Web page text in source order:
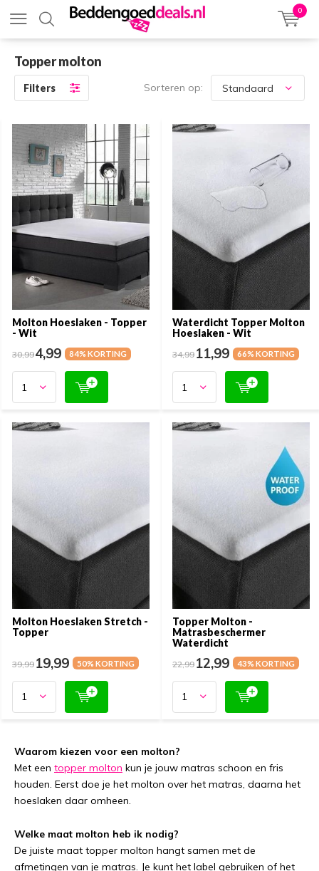
0
Topper molton
Filters Sorteren op:
Molton Hoeslaken - Topper
- Wit
30,994,99 84% KORTING
Waterdicht Topper Molton
Hoeslaken - Wit
34,9911,99 66% KORTING
Molton Hoeslaken Stretch -
Topper
39,9919,99 50% KORTING
Topper Molton -
Matrasbeschermer
Waterdicht
22,9912,99 43% KORTING
Waarom kiezen voor een molton?
Met een topper molton kun je jouw matras schoon en fris
houden. Eerst doe je het molton over het matras, daarna het
hoeslaken daar omheen.
Welke maat molton heb ik nodig?
De juiste maat topper molton hangt samen met de
afmetingen van je matras. Je kunt het label gebruiken of het